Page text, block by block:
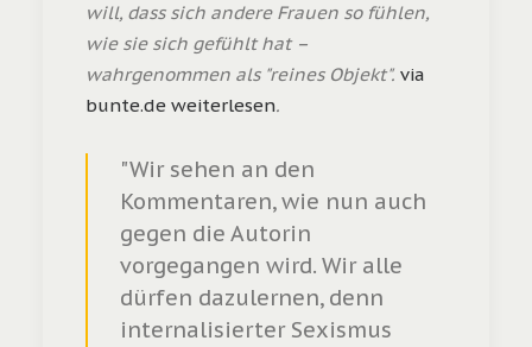
will, dass sich andere Frauen so fühlen,
wie sie sich gefühlt hat –
wahrgenommen als "reines Objekt". via
bunte.de weiterlesen.
"Wir sehen an den
Kommentaren, wie nun auch
gegen die Autorin
vorgegangen wird. Wir alle
dürfen dazulernen, denn
internalisierter Sexismus